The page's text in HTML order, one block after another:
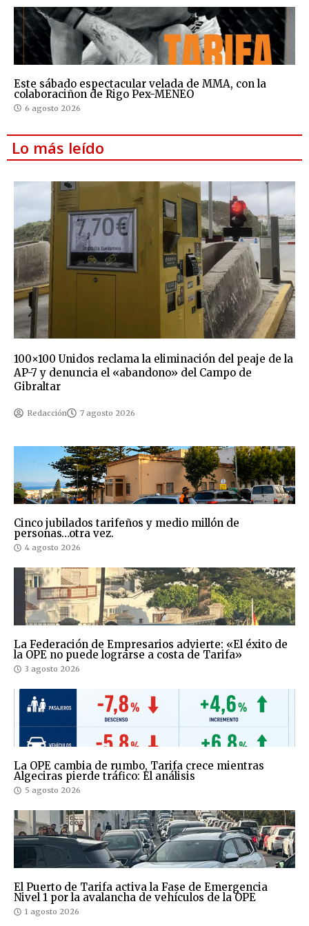
Este sábado espectacular velada de MMA, con la
colaboraciñon de Rigo Pex-MENEO
6 agosto 2026
Lo más leído
100×100 Unidos reclama la eliminación del peaje de la
AP-7 y denuncia el «abandono» del Campo de
Gibraltar
Redacción 7 agosto 2026
Cinco jubilados tarifeños y medio millón de
personas…otra vez.
4 agosto 2026
La Federación de Empresarios advierte: «El éxito de
la OPE no puede lograrse a costa de Tarifa»
3 agosto 2026
La OPE cambia de rumbo, Tarifa crece mientras
Algeciras pierde tráfico: El análisis
5 agosto 2026
El Puerto de Tarifa activa la Fase de Emergencia
Nivel 1 por la avalancha de vehículos de la OPE
1 agosto 2026